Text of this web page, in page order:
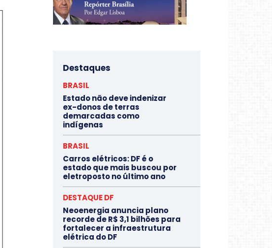
Destaques
BRASIL
Estado não deve indenizar
ex-donos de terras
demarcadas como
indígenas
BRASIL
Carros elétricos: DF é o
estado que mais buscou por
eletroposto no último ano
DESTAQUE DF
Neoenergia anuncia plano
recorde de R$ 3,1 bilhões para
fortalecer a infraestrutura
elétrica do DF